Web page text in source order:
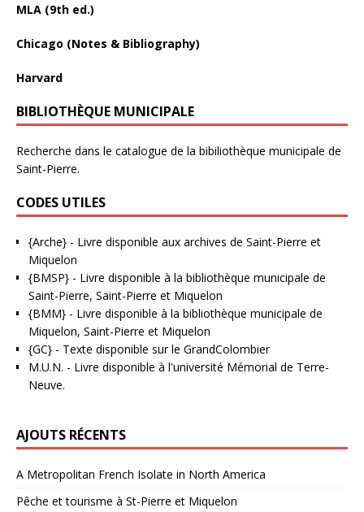
MLA (9th ed.)
Chicago (Notes & Bibliography)
Harvard
BIBLIOTHÈQUE MUNICIPALE
Recherche dans le catalogue de la bibiliothèque municipale de
Saint-Pierre.
CODES UTILES
{Arche} - Livre disponible aux archives de Saint-Pierre et
Miquelon
{BMSP} - Livre disponible à la bibliothèque municipale de
Saint-Pierre, Saint-Pierre et Miquelon
{BMM} - Livre disponible à la bibliothèque municipale de
Miquelon, Saint-Pierre et Miquelon
{GC} - Texte disponible sur le GrandColombier
M.U.N. - Livre disponible à l'université Mémorial de Terre-
Neuve.
AJOUTS RÉCENTS
A Metropolitan French Isolate in North America
Pêche et tourisme à St-Pierre et Miquelon